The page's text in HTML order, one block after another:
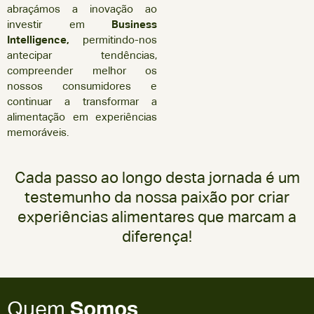
abraçámos a inovação ao
investir em Business
Intelligence, permitindo-nos
antecipar tendências,
compreender melhor os
nossos consumidores e
continuar a transformar a
alimentação em experiências
memoráveis.
Cada passo ao longo desta jornada é um
testemunho da nossa paixão por criar
experiências alimentares que marcam a
diferença!
Quem Somos